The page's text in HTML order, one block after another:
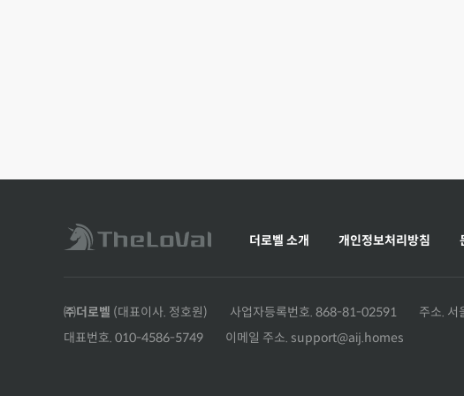
더로벨 소개 개인정보처리방침
㈜더로벨 (대표이사. 정호원) 사업자등록번호. 868-81-02591
주소.
대표번호. 010-4586-5749
이메일 주소. support@aij.homes